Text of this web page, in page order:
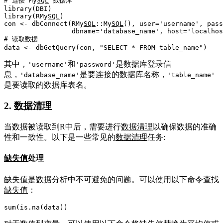
library(DBI )
library(RMySQL )
con <- dbConnect (RMySQL :: MySQL ( ) , user= 'username' ,
                 dbname
= 'database_name' , host=
# 读取数据
data <- dbGetQuery( con , "SELECT * FROM table_name" )
其中， 'username' 和 'password' 是数据库登录信
息，
'database_name' 是要连接的数据库名称， 'table_name'
是要读取的数据库表名。
2. 数据清理
当数据被读取到R中后，需要进行数据清理 以确保数据的准确
性和一致性。以下是一些常见的数据清理任务:
缺失值处理
缺失值是数据分析中不可避免的问题。可以使用以下命令查找
缺失值 ：
sum( is.na (data ) )